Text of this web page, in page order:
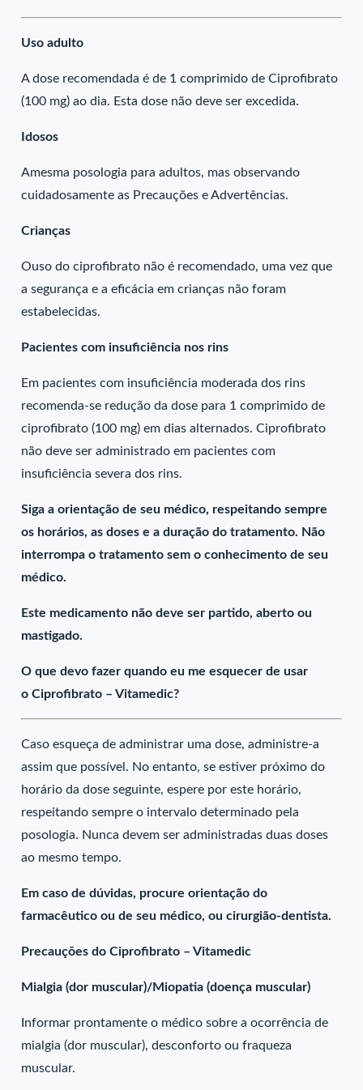
Uso adulto
A dose recomendada é de 1 comprimido de Ciprofibrato
(100 mg) ao dia. Esta dose não deve ser excedida.
Idosos
Amesma posologia para adultos, mas observando
cuidadosamente as Precauções e Advertências.
Crianças
Ouso do ciprofibrato não é recomendado, uma vez que
a segurança e a eficácia em crianças não foram
estabelecidas.
Pacientes com insuficiência nos rins
Em pacientes com insuficiência moderada dos rins
recomenda-se redução da dose para 1 comprimido de
ciprofibrato (100 mg) em dias alternados. Ciprofibrato
não deve ser administrado em pacientes com
insuficiência severa dos rins.
Siga a orientação de seu médico, respeitando sempre
os horários, as doses e a duração do tratamento. Não
interrompa o tratamento sem o conhecimento de seu
médico.
Este medicamento não deve ser partido, aberto ou
mastigado.
O que devo fazer quando eu me esquecer de usar
o Ciprofibrato – Vitamedic?
Caso esqueça de administrar uma dose, administre-a
assim que possível. No entanto, se estiver próximo do
horário da dose seguinte, espere por este horário,
respeitando sempre o intervalo determinado pela
posologia. Nunca devem ser administradas duas doses
ao mesmo tempo.
Em caso de dúvidas, procure orientação do
farmacêutico ou de seu médico, ou cirurgião-dentista.
Precauções do Ciprofibrato – Vitamedic
Mialgia (dor muscular)/Miopatia (doença muscular)
Informar prontamente o médico sobre a ocorrência de
mialgia (dor muscular), desconforto ou fraqueza
muscular.